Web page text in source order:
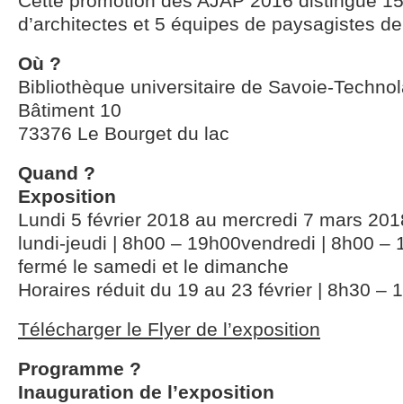
d’architectes et 5 équipes de paysagistes
Où ?
Bibliothèque universitaire de Savoie-
Bâtiment 10
73376 Le Bourget du lac
Quand ?
Exposition
Lundi 5 février 2018 au mercredi 7 mars
lundi-jeudi | 8h00 – 19h00vendredi | 8h00 –
fermé le samedi et le dimanche
Horaires réduit du 19 au 23 février | 8h30 –
Télécharger le Flyer de l’exposition
Programme ?
Inauguration de l’exposition